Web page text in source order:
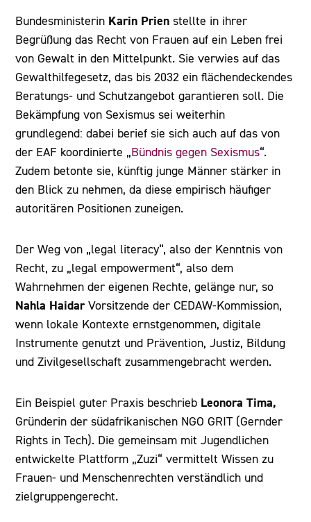
Bundesministerin Karin Prien stellte in ihrer
Begrüßung das Recht von Frauen auf ein Leben frei
von Gewalt in den Mittelpunkt. Sie verwies auf das
Gewalthilfegesetz, das bis 2032 ein flächendeckendes
Beratungs- und Schutzangebot garantieren soll. Die
Bekämpfung von Sexismus sei weiterhin
grundlegend: dabei berief sie sich auch auf das von
der EAF koordinierte „Bündnis gegen Sexismus“.
Zudem betonte sie, künftig junge Männer stärker in
den Blick zu nehmen, da diese empirisch häufiger
autoritären Positionen zuneigen.
Der Weg von „legal literacy“, also der Kenntnis von
Recht, zu „legal empowerment“, also dem
Wahrnehmen der eigenen Rechte, gelänge nur, so
Nahla HaidarVorsitzende der CEDAW-Kommission,
wenn lokale Kontexte ernstgenommen, digitale
Instrumente genutzt und Prävention, Justiz, Bildung
und Zivilgesellschaft zusammengebracht werden.
Ein Beispiel guter Praxis beschrieb Leonora Tima,
Gründerin der südafrikanischen NGO GRIT (Gernder
Rights in Tech). Die gemeinsam mit Jugendlichen
entwickelte Plattform „Zuzi“ vermittelt Wissen zu
Frauen- und Menschenrechten verständlich und
zielgruppengerecht.